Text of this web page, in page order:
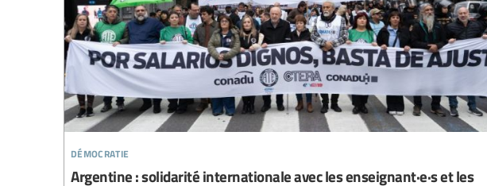
démocratie
Argentine : solidarité internationale avec les enseignant·e·s et les